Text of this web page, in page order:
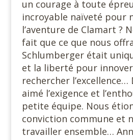
un courage à toute
incroyable naïveté pour
l’aventure de Clamart ?
fait que ce que nous
Schlumberger était
et la liberté pour
rechercher l’excellence…
aimé l’exigence et
petite équipe. Nous
conviction commune et
travailler ensemble…